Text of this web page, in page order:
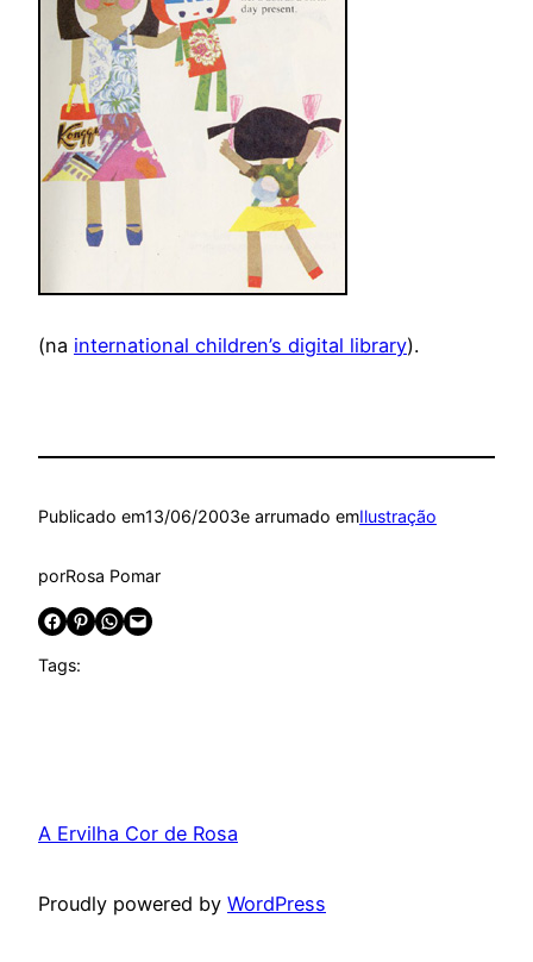
(na international children’s digital library).
Publicado em13/06/2003e arrumado emIlustração
porRosa Pomar
Share on Facebook Share on Pinterest Share on WhatsApp Email this Page
Tags:
A Ervilha Cor de Rosa
Proudly powered by WordPress